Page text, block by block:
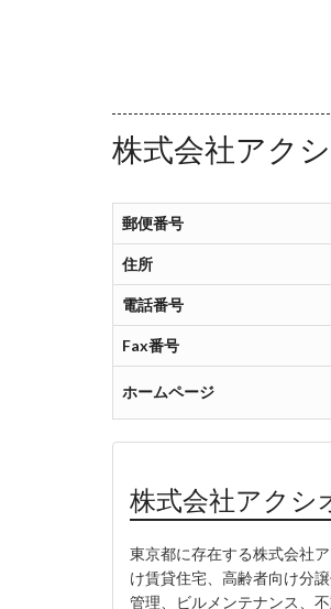
株式会社アク
郵便番号
住所
電話番号
Fax番号
ホームページ
株式会社アクシ
東京都に存在する株式会社
け賃貸住宅、高齢者向け分
管理、ビルメンテナンス、